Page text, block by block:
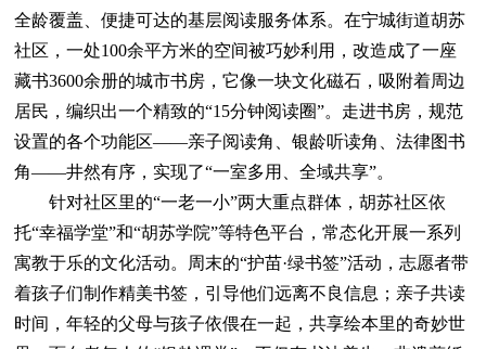
全龄覆盖、便捷可达的基层阅读服务体系。在宁城街道胡苏
社区，一处100余平方米的空间被巧妙利用，改造成了一座
藏书3600余册的城市书房，它像一块文化磁石，吸附着周边
居民，编织出一个精致的“15分钟阅读圈”。走进书房，规范
设置的各个功能区——亲子阅读角、银龄听读角、法律图书
角——井然有序，实现了“一室多用、全域共享”。
针对社区里的“一老一小”两大重点群体，胡苏社区依
托“幸福学堂”和“胡苏学院”等特色平台，常态化开展一系列
寓教于乐的文化活动。周末的“护苗·绿书签”活动，志愿者带
着孩子们制作精美书签，引导他们远离不良信息；亲子共读
时间，年轻的父母与孩子依偎在一起，共享绘本里的奇妙世